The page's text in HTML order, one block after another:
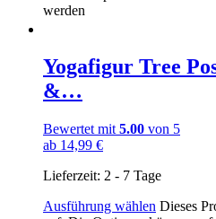
werden
Yogafigur Tree
&…
Bewertet mit 5.00 von 5
ab 14,99 €
Lieferzeit: 2 - 7 Tage
Ausführung wählen Dieses